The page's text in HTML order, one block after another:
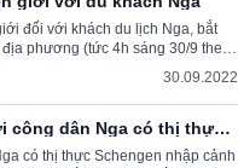
đối với khách du lịch Nga, bắt
phương (tức 4h sáng 30/9 theo
30.09.2022
công dân Nga có thị thực
có thị thực Schengen nhập cảnh